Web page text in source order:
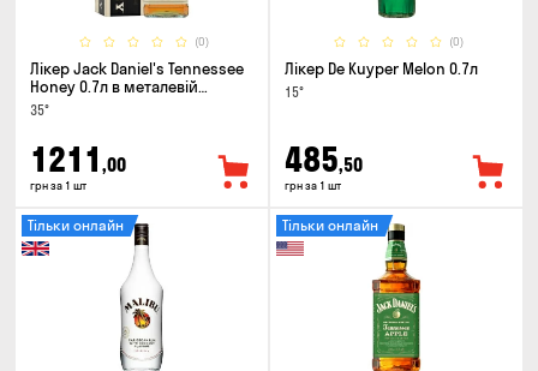
(0)
Лікер Jack Daniel's Tennessee
Honey 0.7л в металевій
коробці
35°
1211 ,00
грн за 1 шт
(0)
Лікер De Kuyper Melon 0.7л
15°
485,50
грн за 1 шт
Тільки онлайн Тільки онлайн